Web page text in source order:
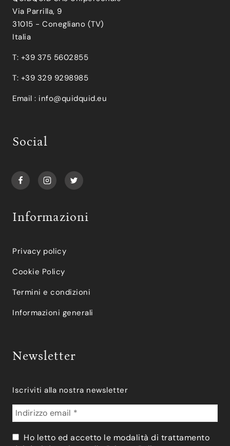
Via Parrilla, 9
31015 - Conegliano (TV)
Italia
T: +39 375 5602855
T: +39 329 9298985
Email : info@quidquid.eu
Social
Informazioni
Privacy policy
Cookie Policy
Termini e condizioni
Informazioni generali
Newsletter
Iscriviti alla nostra newsletter
Ho letto ed accetto le modalità di trattamento